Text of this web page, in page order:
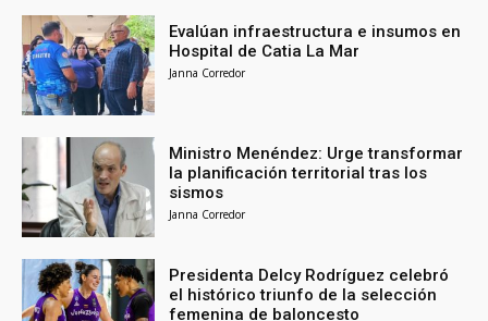
Evalúan infraestructura e insumos en
Hospital de Catia La Mar
Janna Corredor
Ministro Menéndez: Urge transformar
la planificación territorial tras los
sismos
Janna Corredor
Presidenta Delcy Rodríguez celebró
el histórico triunfo de la selección
femenina de baloncesto